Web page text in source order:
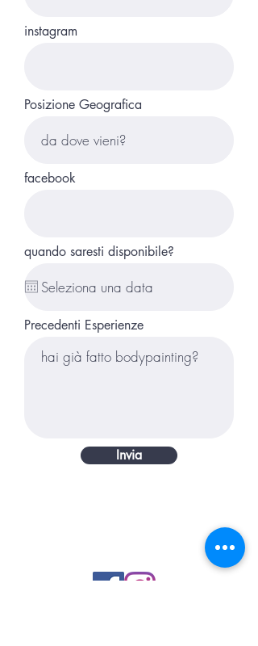
instagram
Posizione Geografica
facebook
quando saresti disponibile?
Precedenti Esperienze
Invia